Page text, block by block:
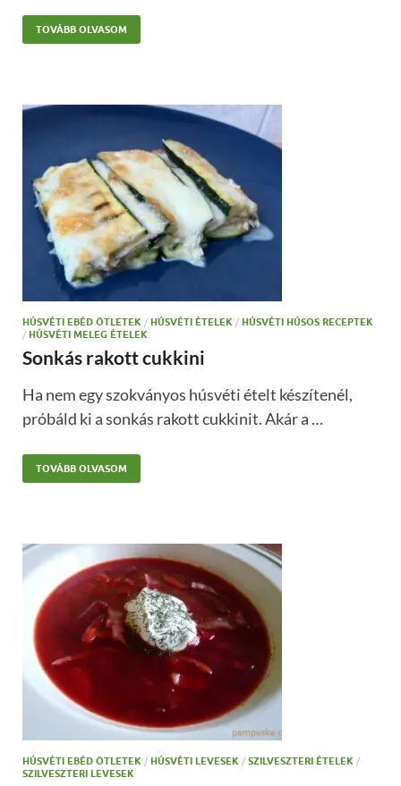
TOVÁBB OLVASOM
HÚSVÉTI EBÉD ÖTLETEK / HÚSVÉTI ÉTELEK / HÚSVÉTI HÚSOS RECEPTEK
/ HÚSVÉTI MELEG ÉTELEK
Sonkás rakott cukkini
Ha nem egy szokványos húsvéti ételt készítenél,
próbáld ki a sonkás rakott cukkinit. Akár a …
TOVÁBB OLVASOM
HÚSVÉTI EBÉD ÖTLETEK / HÚSVÉTI LEVESEK / SZILVESZTERI ÉTELEK /
SZILVESZTERI LEVESEK